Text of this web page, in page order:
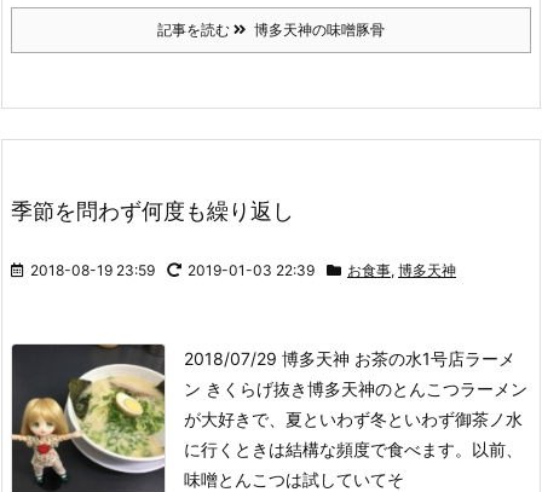
記事を読む 博多天神の味噌豚骨
季節を問わず何度も繰り返し
2018-08-19 23:59 2019-01-03 22:39 お食事, 博多天神
2018/07/29 博多天神 お茶の水1号店ラーメ
ン きくらげ抜き博多天神のとんこつラーメン
が大好きで、夏といわず冬といわず御茶ノ水
に行くときは結構な頻度で食べます。以前、
味噌とんこつは試していてそ